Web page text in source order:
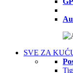
SVE ZA